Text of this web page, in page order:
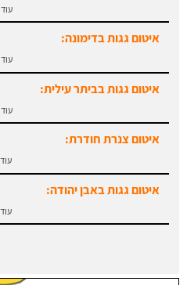
איטום גגות בביתר עילית:
איטום צנרת חודרת:
איטום גגות באבן יהודה: